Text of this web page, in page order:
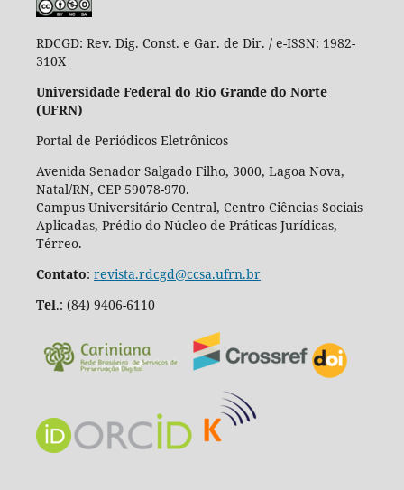
RDCGD: Rev. Dig. Const. e Gar. de Dir. / e-ISSN: 1982-
310X
Universidade Federal do Rio Grande do Norte
(UFRN)
Portal de Periódicos Eletrônicos
Avenida Senador Salgado Filho, 3000, Lagoa Nova,
Natal/RN, CEP 59078-970.
Campus Universitário Central, Centro Ciências Sociais
Aplicadas, Prédio do Núcleo de Práticas Jurídicas,
Térreo.
Contato: revista.rdcgd@ccsa.ufrn.br
Tel.: (84) 9406-6110